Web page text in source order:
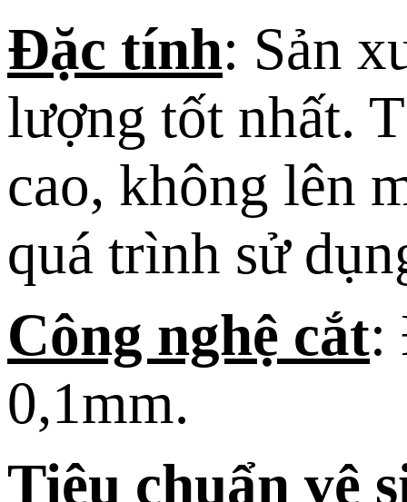
Đặc tính: Sản
lượng tốt nhất.
cao, không lên
quá trình sử
Công nghệ cắt:
0,1mm.
Tiêu chuẩn vệ